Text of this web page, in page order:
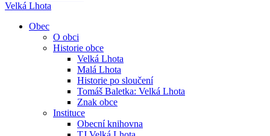
Velká Lhota
Obec
O obci
Historie obce
Velká Lhota
Malá Lhota
Historie po sloučení
Tomáš Baletka: Velká Lhota
Znak obce
Instituce
Obecní knihovna